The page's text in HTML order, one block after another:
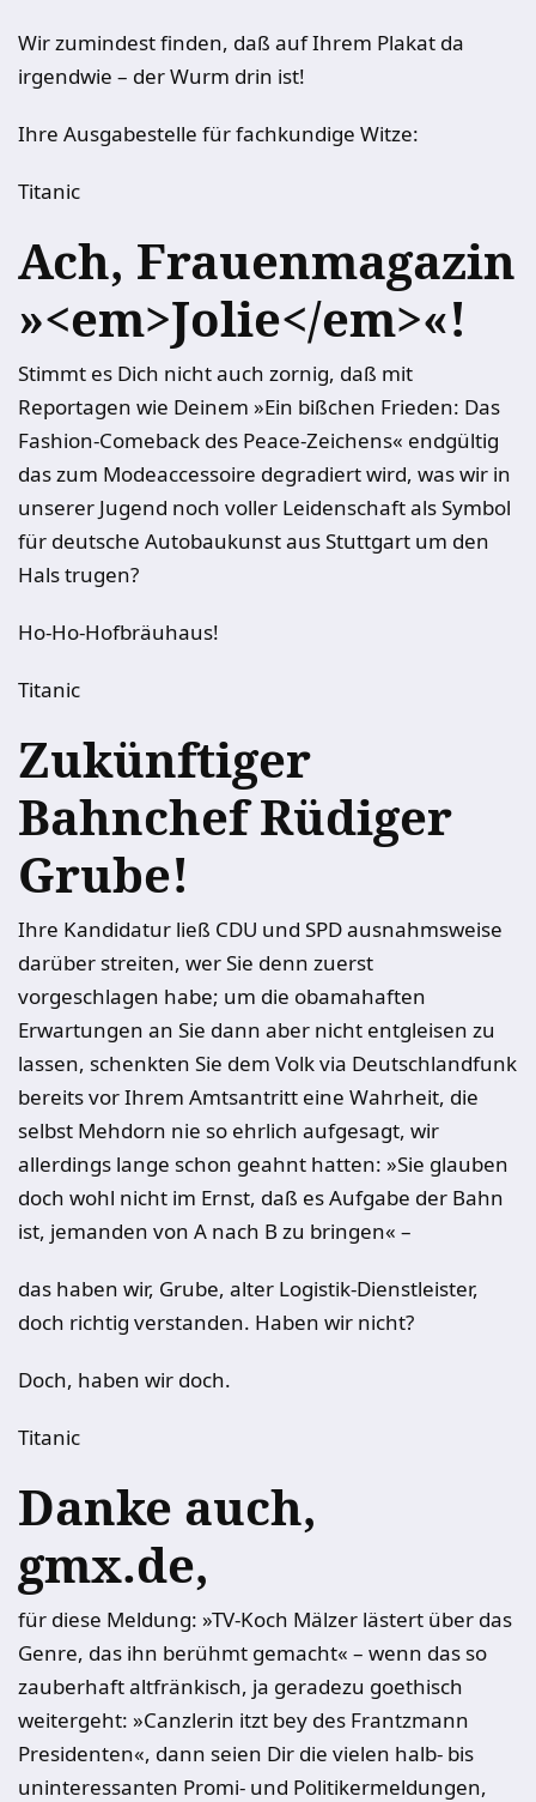
Wir zumindest finden, daß auf Ihrem Plakat da
irgendwie – der Wurm drin ist!
Ihre Ausgabestelle für fachkundige Witze:
Titanic
Ach, Frauenmagazin
»<em>Jolie</em>«!
Stimmt es Dich nicht auch zornig, daß mit
Reportagen wie Deinem »Ein bißchen Frieden: Das
Fashion-Comeback des Peace-Zeichens« endgültig
das zum Modeaccessoire degradiert wird, was wir in
unserer Jugend noch voller Leidenschaft als Symbol
für deutsche Autobaukunst aus Stuttgart um den
Hals trugen?
Ho-Ho-Hofbräuhaus!
Titanic
Zukünftiger
Bahnchef Rüdiger
Grube!
Ihre Kandidatur ließ CDU und SPD ausnahmsweise
darüber streiten, wer Sie denn zuerst
vorgeschlagen habe; um die obamahaften
Erwartungen an Sie dann aber nicht entgleisen zu
lassen, schenkten Sie dem Volk via Deutschlandfunk
bereits vor Ihrem Amtsantritt eine Wahrheit, die
selbst Mehdorn nie so ehrlich aufgesagt, wir
allerdings lange schon geahnt hatten: »Sie glauben
doch wohl nicht im Ernst, daß es Aufgabe der Bahn
ist, jemanden von A nach B zu bringen« –
das haben wir, Grube, alter Logistik-Dienstleister,
doch richtig verstanden. Haben wir nicht?
Doch, haben wir doch.
Titanic
Danke auch,
gmx.de,
für diese Meldung: »TV-Koch Mälzer lästert über das
Genre, das ihn berühmt gemacht« – wenn das so
zauberhaft altfränkisch, ja geradezu goethisch
weitergeht: »Canzlerin itzt bey des Frantzmann
Presidenten«, dann seien Dir die vielen halb- bis
uninteressanten Promi- und Politikermeldungen,